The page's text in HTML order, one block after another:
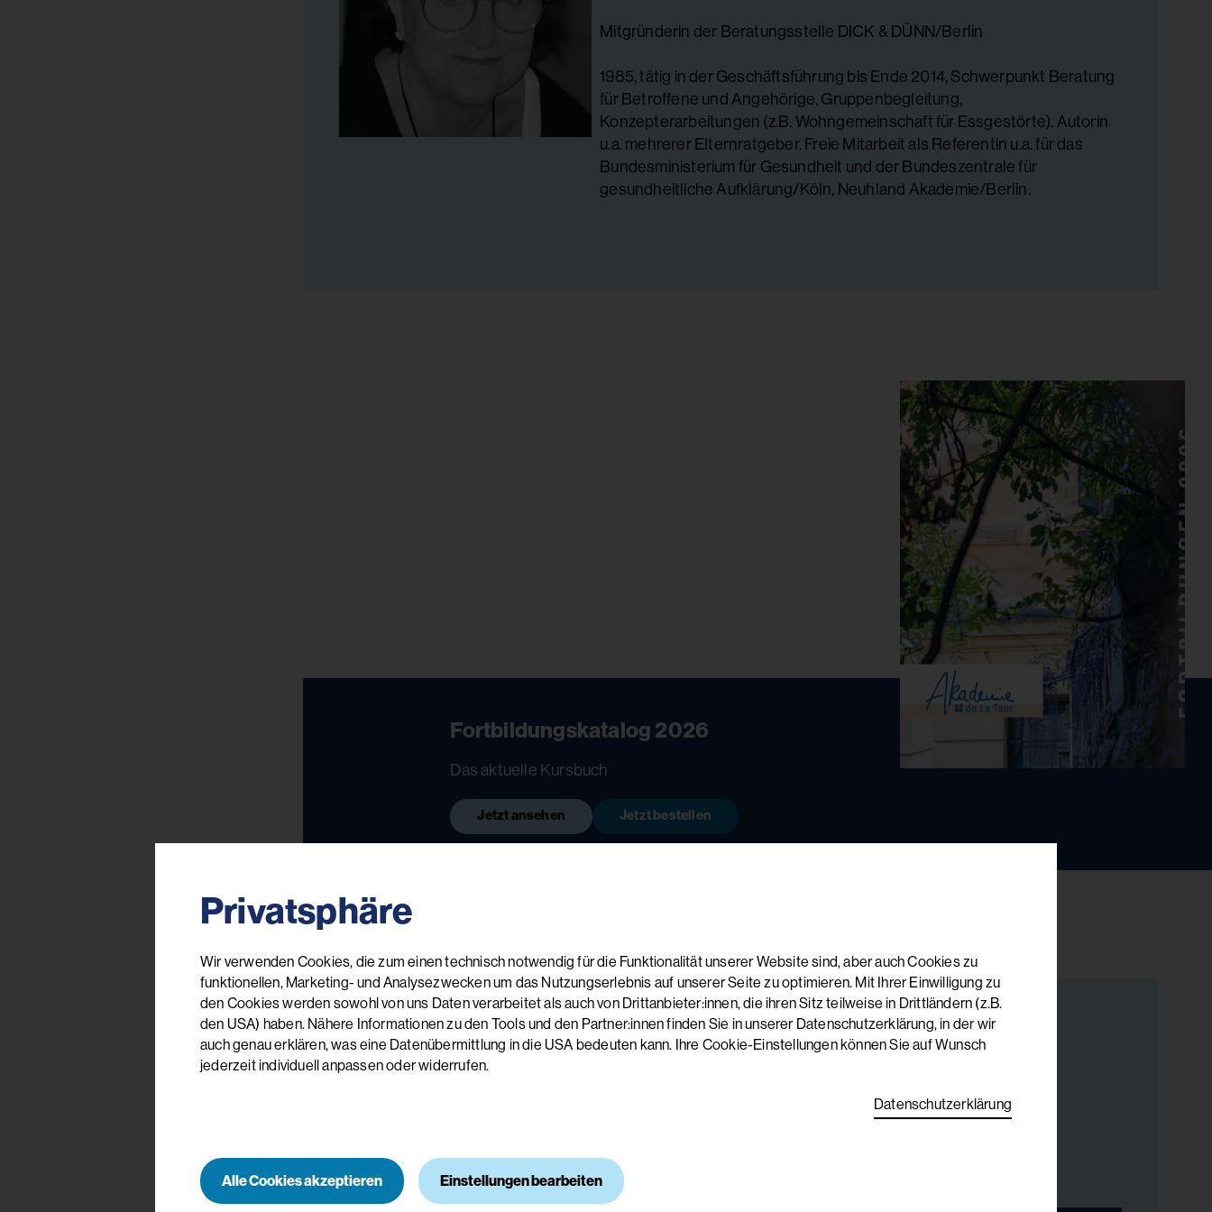
Mitgründerin der Beratungsstelle DICK & DÜNN/Berlin
1985, tätig in der Geschäftsführung bis Ende 2014, Schwerpunkt Beratung
für Betroffene und Angehörige, Gruppenbegleitung,
Konzepterarbeitungen (z.B. Wohngemeinschaft für Essgestörte). Autorin
u.a. mehrerer Elternratgeber. Freie Mitarbeit als Referentin u.a. für das
Bundesministerium für Gesundheit und der Bundeszentrale für
gesundheitliche Aufklärung/Köln, Neuhland Akademie/Berlin.
Fortbildungskatalog 2026
Das aktuelle Kursbuch
Jetzt ansehen Jetzt bestellen
Akademie De La Tour
Martin-Luther-Straße 13
Privatsphäre
Wir verwenden Cookies, die zum einen technisch notwendig für die Funktionalität unserer Website sind, aber auch Cookies zu
funktionellen, Marketing- und Analysezwecken um das Nutzungserlebnis auf unserer Seite zu optimieren. Mit Ihrer Einwilligung zu
den Cookies werden sowohl von uns Daten verarbeitet als auch von Drittanbieter:innen, die ihren Sitz teilweise in Drittländern (z.B.
den USA) haben. Nähere Informationen zu den Tools und den Partner:innen finden Sie in unserer Datenschutzerklärung, in der wir
auch genau erklären, was eine Datenübermittlung in die USA bedeuten kann. Ihre Cookie-Einstellungen können Sie auf Wunsch
jederzeit individuell anpassen oder widerrufen.
Datenschutzerklärung
Alle Cookies akzeptieren Einstellungen bearbeiten